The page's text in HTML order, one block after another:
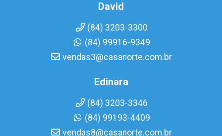
David
(84) 3203-3300
(84) 99916-9349
vendas3@casanorte.com.br
Edinara
(84) 3203-3346
(84) 99193-4409
vendas8@casanorte.com.br